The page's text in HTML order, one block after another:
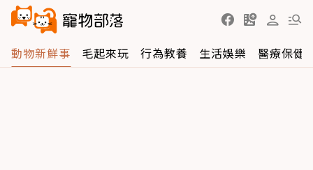
動物新鮮事 毛起來玩 行為教養 生活娛樂 醫療保健